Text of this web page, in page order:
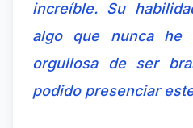
increíble. Su
algo que nunca he
orgullosa de ser
podido presenciar